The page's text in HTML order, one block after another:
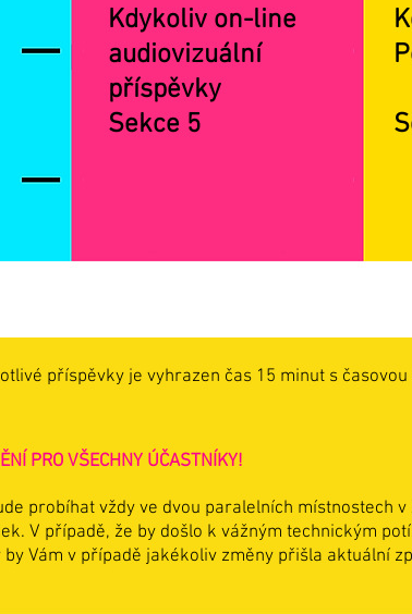
Kdykoliv on-line
audiovizuální
příspěvky
Sekce 5
příspěvky je vyhrazen čas 15 minut s
PRO VŠECHNY ÚČASTNÍKY!
probíhat vždy ve dvou paralelních místnostech
V případě, že by došlo k vážným technickým
Vám v případě jakékoliv změny přišla aktuální